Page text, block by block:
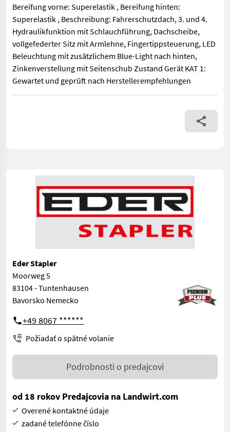
Bereifung vorne: Superelastik , Bereifung hinten:
Superelastik , Beschreibung: Fahrerschutzdach, 3. und 4.
Hydraulikfunktion mit Schlauchführung, Dachscheibe,
vollgefederter Sitz mit Armlehne, Fingertippsteuerung, LED
Beleuchtung mit zusätzlichem Blue-Light nach hinten,
Zinkenverstellung mit Seitenschub Zustand Gerät KAT 1:
Gewartet und geprüft nach Herstellerempfehlungen
Bauart: Frontstapler / Dieselstapler, Tragkraft: 3500kg,
Eder Stapler
Moorweg 5
83104 - Tuntenhausen
Bavorsko Nemecko
+49 8067 ******
Požiadať o spätné volanie
Podrobnosti o predajcovi
od 18 rokov Predajcovia na Landwirt.com
Overené kontaktné údaje
zadané telefónne číslo